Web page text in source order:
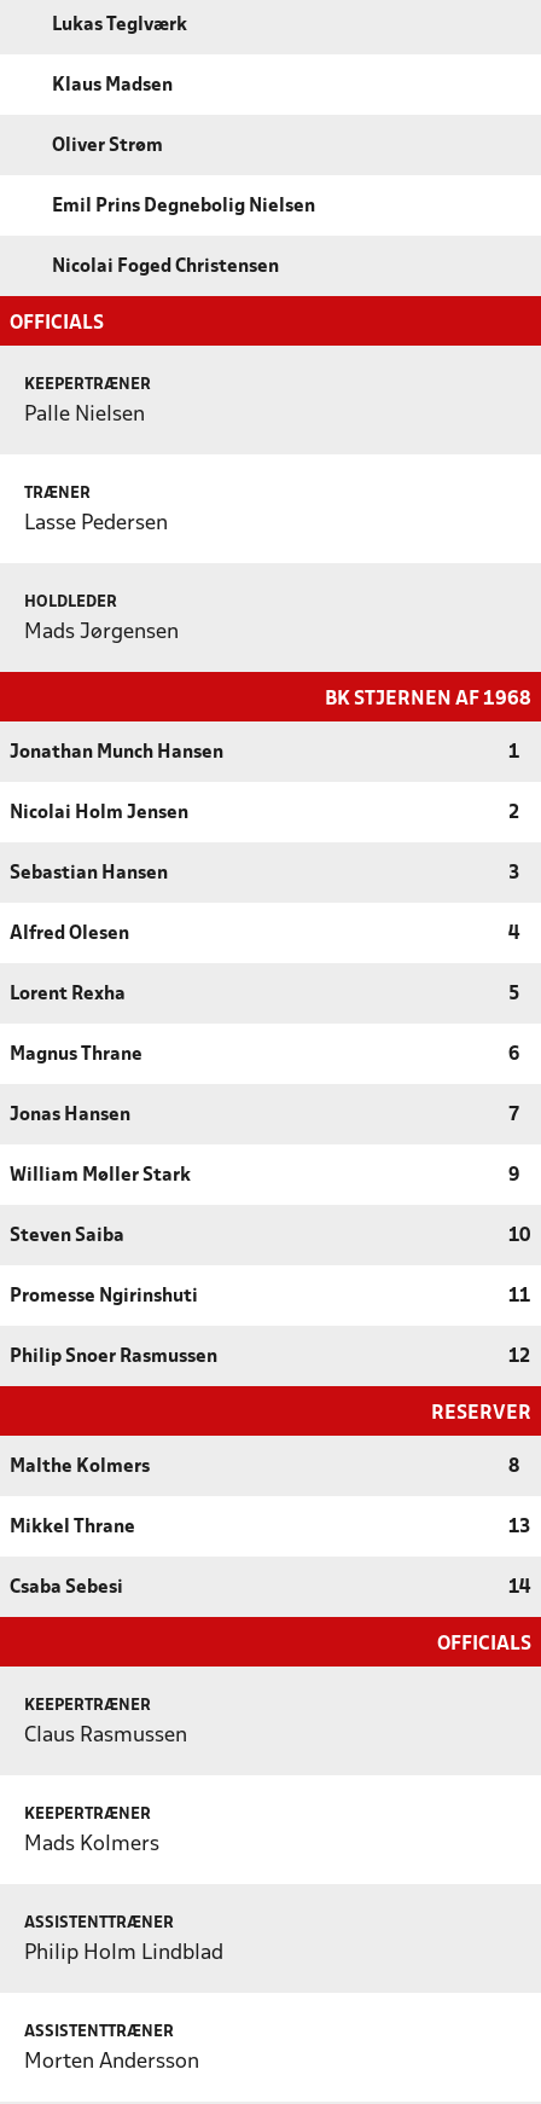
Lukas Teglværk
Klaus Madsen
Oliver Strøm
Emil Prins Degnebolig Nielsen
Nicolai Foged Christensen
OFFICIALS
KEEPERTRÆNER
Palle Nielsen
TRÆNER
Lasse Pedersen
HOLDLEDER
Mads Jørgensen
BK STJERNEN AF 1968
Jonathan Munch Hansen 1
Nicolai Holm Jensen 2
Sebastian Hansen 3
Alfred Olesen 4
Lorent Rexha 5
Magnus Thrane 6
Jonas Hansen 7
William Møller Stark 9
Steven Saiba 10
Promesse Ngirinshuti 11
Philip Snoer Rasmussen 12
RESERVER
Malthe Kolmers 8
Mikkel Thrane 13
Csaba Sebesi 14
OFFICIALS
KEEPERTRÆNER
Claus Rasmussen
KEEPERTRÆNER
Mads Kolmers
ASSISTENTTRÆNER
Philip Holm Lindblad
ASSISTENTTRÆNER
Morten Andersson